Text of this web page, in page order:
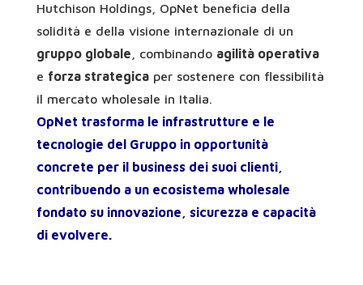
Hutchison Holdings, OpNet beneficia della
solidità e della visione internazionale di un
gruppo globale , combinando agilità operativa
e forza strategicaper sostenere con flessibilità
il mercato wholesale in Italia.
OpNet trasforma le infrastrutture e le
tecnologie del Gruppo in opportunità
concrete per il business dei suoi clienti,
contribuendo a un ecosistema wholesale
fondato su innovazione, sicurezza e capacità
di evolvere.